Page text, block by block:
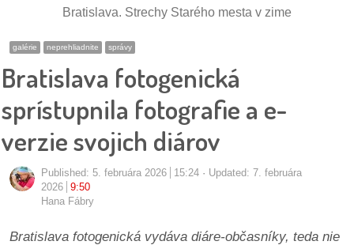
Historický
mestské
časti
Bratislava. Strechy Starého mesta v zime
galérie neprehliadnite správy
Bratislava fotogenická
sprístupnila fotografie a e-
verzie svojich diárov
Published: 5. februára 2026 15:24
Updated: 7. februára
2026 9:50
Hana Fábry
Bratislava fotogenická vydáva diáre-občasníky, teda nie